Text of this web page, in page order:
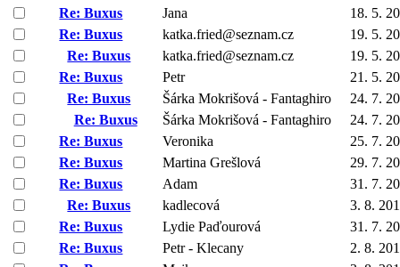
Re: Buxus
Jana
18. 5.
Re: Buxus
katka.fried@seznam.cz
19. 5.
Re: Buxus
katka.fried@seznam.cz
19. 5.
Re: Buxus
Petr
21. 5.
Re: Buxus
Šárka Mokrišová - Fantaghiro
24. 7.
Re: Buxus
Šárka Mokrišová - Fantaghiro
24. 7.
Re: Buxus
Veronika
25. 7.
Re: Buxus
Martina Grešlová
29. 7.
Re: Buxus
Adam
31. 7.
Re: Buxus
kadlecová
3. 8.
Re: Buxus
Lydie Paďourová
31. 7.
Re: Buxus
Petr - Klecany
2. 8.